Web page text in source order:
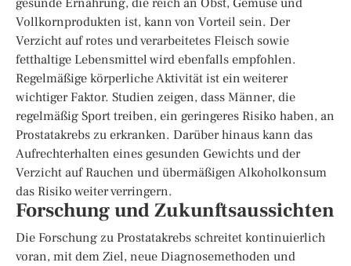
Vollkornprodukten ist, kann von Vorteil sein. Der
Verzicht auf rotes und verarbeitetes Fleisch sowie
fetthaltige Lebensmittel wird ebenfalls empfohlen.
Regelmäßige körperliche Aktivität ist ein weiterer
wichtiger Faktor. Studien zeigen, dass Männer, die
regelmäßig Sport treiben, ein geringeres Risiko haben, an
Prostatakrebs zu erkranken. Darüber hinaus kann das
Aufrechterhalten eines gesunden Gewichts und der
Verzicht auf Rauchen und übermäßigen Alkoholkonsum
das Risiko weiter verringern.
Forschung und Zukunftsaussichten
Die Forschung zu Prostatakrebs schreitet kontinuierlich
voran, mit dem Ziel, neue Diagnosemethoden und